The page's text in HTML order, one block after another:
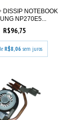
DISSIP NOTEBOOK
NP270E5...
R$96,75
R$8,06 sem juros